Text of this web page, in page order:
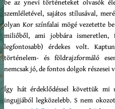
be az ynevi történeteket olvasók
szemléletével, sajátos stílusával,
olyan Kor színfalai mögé vezetette
miliőből, ami jobbára ismeretlen,
legfontosabb) érdekes volt.
történelem- és földrajzformáló
nemcsak jó, de fontos dolgok részesei
Így hát érdeklődéssel követtük
ingujjából legközelebb. S nem